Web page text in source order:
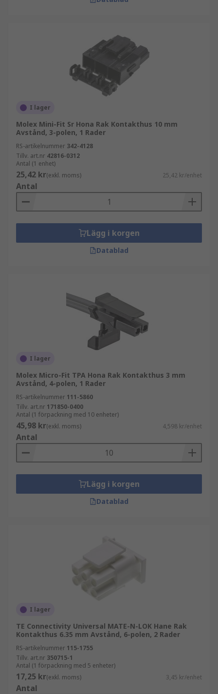
I lager
Molex Mini-Fit Sr Hona Rak Kontakthus 10 mm
Avstånd, 3-polen, 1 Rader
RS-artikelnummer 342-4128
Tillv. art.nr 42816-0312
Antal (1 enhet)
25,42 kr(exkl. moms) 25,42 kr/enhet
Antal
Lägg i korgen
Datablad
I lager
Molex Micro-Fit TPA Hona Rak Kontakthus 3 mm
Avstånd, 4-polen, 1 Rader
RS-artikelnummer 111-5860
Tillv. art.nr 171850-0400
Antal (1 förpackning med 10 enheter)
45,98 kr(exkl. moms) 4,598 kr/enhet
Antal
Lägg i korgen
Datablad
I lager
TE Connectivity Universal MATE-N-LOK Hane Rak
Kontakthus 6.35 mm Avstånd, 6-polen, 2 Rader
RS-artikelnummer 115-1755
Tillv. art.nr 350715-1
Antal (1 förpackning med 5 enheter)
17,25 kr(exkl. moms) 3,45 kr/enhet
Antal